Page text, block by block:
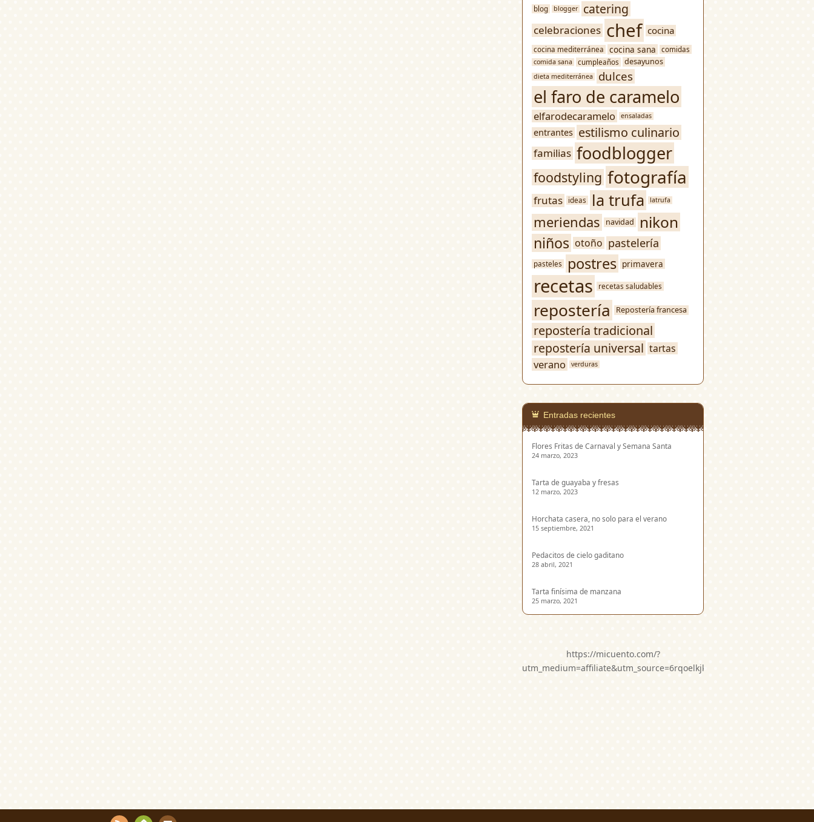
blog blogger catering
celebraciones chef cocina
cocina mediterránea cocina sana comidas
comida sana cumpleaños desayunos
dieta mediterránea dulces
el faro de caramelo
elfarodecaramelo ensaladas
entrantes estilismo culinario
familias foodblogger
foodstyling fotografía
frutas ideas la trufa latrufa
meriendas navidad nikon
niños otoño pastelería
pasteles postres primavera
recetas recetas saludables
repostería Repostería francesa
repostería tradicional
repostería universal tartas
verano verduras
Entradas recientes
Flores Fritas de Carnaval y Semana Santa
24 marzo, 2023
Tarta de guayaba y fresas
12 marzo, 2023
Horchata casera, no solo para el verano
15 septiembre, 2021
Pedacitos de cielo gaditano
28 abril, 2021
Tarta finísima de manzana
25 marzo, 2021
https://micuento.com/?
utm_medium=affiliate&utm_source=6rqoelkjkwg